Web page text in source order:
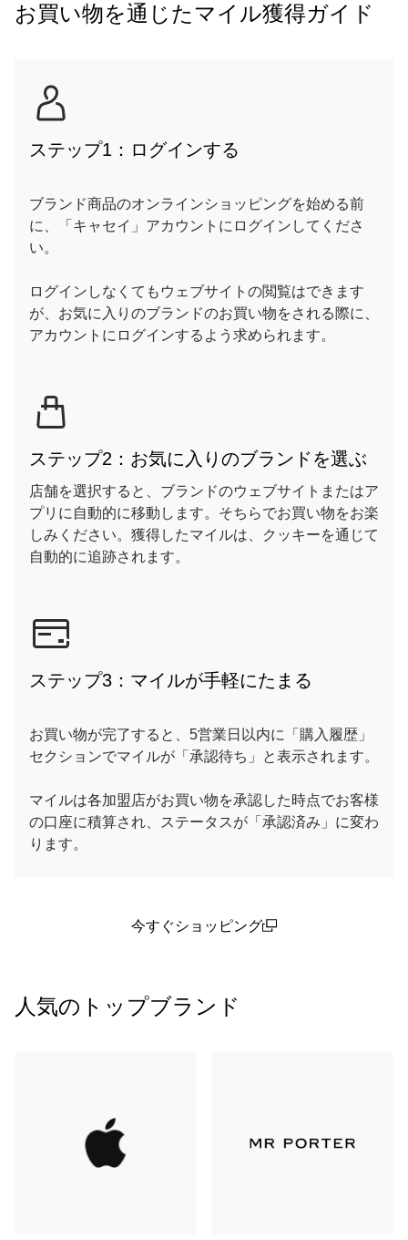
お買い物を通じたマイル獲得ガイド
ステップ1：ログインする
ブランド商品のオンラインショッピングを始める前
に、「キャセイ」アカウントにログインしてくださ
い。
ログインしなくてもウェブサイトの閲覧はできます
が、お気に入りのブランドのお買い物をされる際に、
アカウントにログインするよう求められます。
ステップ2：お気に入りのブランドを選ぶ
店舗を選択すると、ブランドのウェブサイトまたはア
プリに自動的に移動します。そちらでお買い物をお楽
しみください。獲得したマイルは、クッキーを通じて
自動的に追跡されます。
ステップ3：マイルが手軽にたまる
お買い物が完了すると、5営業日以内に「購入履歴」
セクションでマイルが「承認待ち」と表示されます。
マイルは各加盟店がお買い物を承認した時点でお客様
の口座に積算され、ステータスが「承認済み」に変わ
ります。
今すぐショッピング
人気のトップブランド